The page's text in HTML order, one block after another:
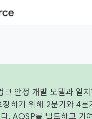
크 안정 개발 모델과 일
장하기 위해 2분기와 4분
. AOSP를 빌드하고 기